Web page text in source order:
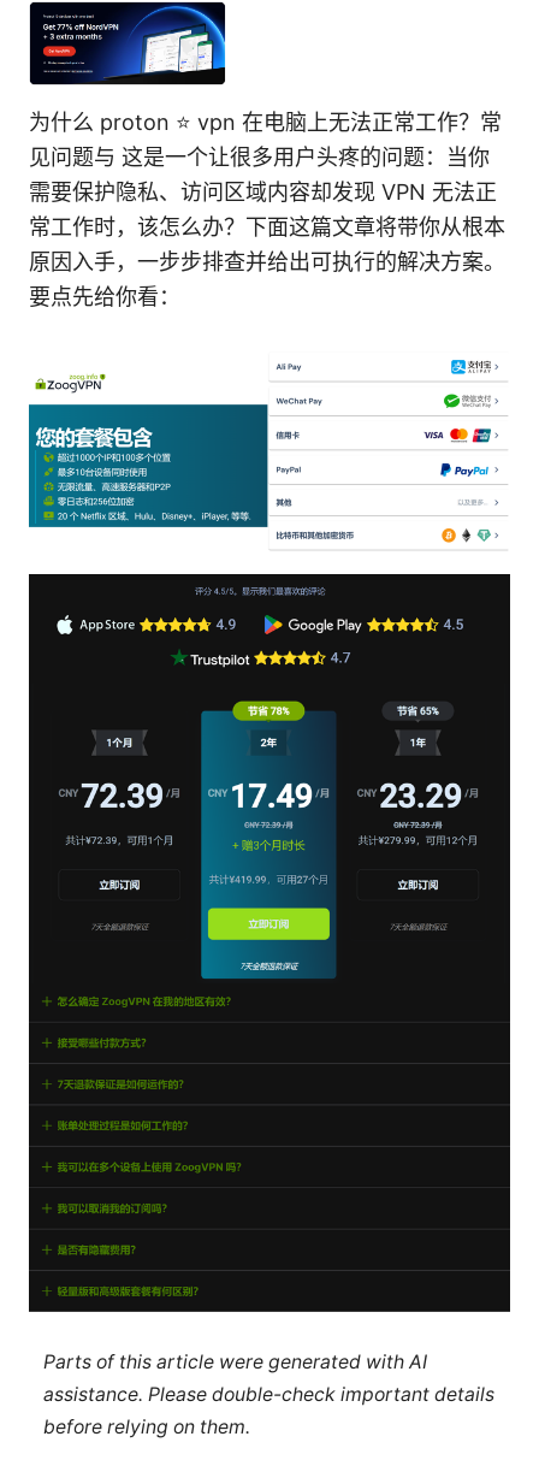
为什么 proton ⭐ vpn 在电脑上无法正常工作？常
见问题与 这是一个让很多用户头疼的问题：当你
需要保护隐私、访问区域内容却发现 VPN 无法正
常工作时，该怎么办？下面这篇文章将带你从根本
原因入手，一步步排查并给出可执行的解决方案。
要点先给你看：
Parts of this article were generated with AI
assistance. Please double-check important details
before relying on them.